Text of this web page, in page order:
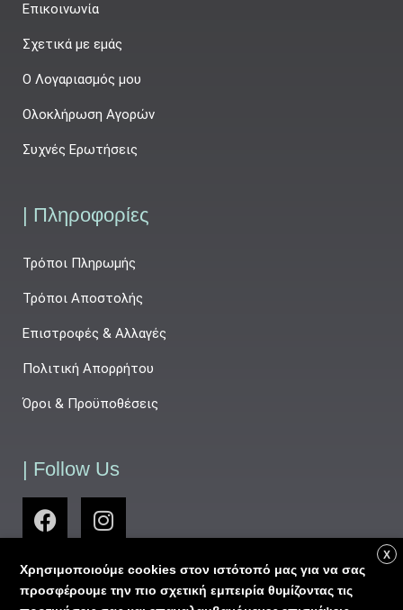
Επικοινωνία
Σχετικά με εμάς
Ο Λογαριασμός μου
Ολοκλήρωση Αγορών
Συχνές Ερωτήσεις
| Πληροφορίες
Τρόποι Πληρωμής
Τρόποι Αποστολής
Επιστροφές & Αλλαγές
Πολιτική Απορρήτου
Όροι & Προϋποθέσεις
| Follow Us
X
Χρησιμοποιούμε cookies στον ιστότοπό μας για να σας
προσφέρουμε την πιο σχετική εμπειρία θυμίζοντας τις